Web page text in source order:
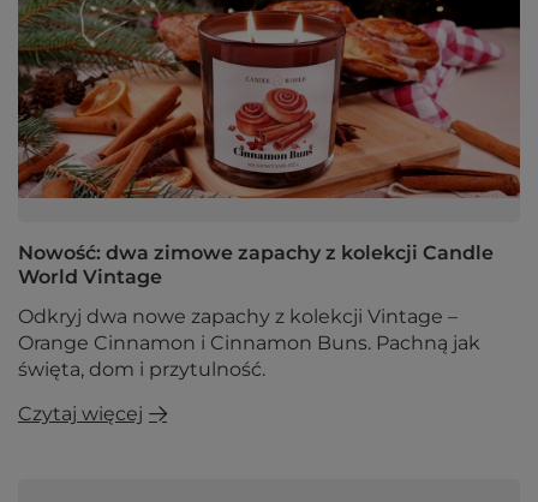
Nowość: dwa zimowe zapachy z kolekcji Candle
World Vintage
Odkryj dwa nowe zapachy z kolekcji Vintage –
Orange Cinnamon i Cinnamon Buns. Pachną jak
święta, dom i przytulność.
Czytaj więcej